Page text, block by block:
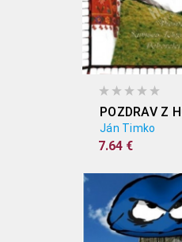
POZDRAV Z
Ján Timko
7.64 €